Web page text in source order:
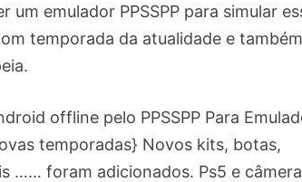
emulador PPSSPP para simular
temporada da atualidade e também
offline pelo PPSSPP Para
temporadas} Novos kits, botas,
…… foram adicionados. Ps5 e